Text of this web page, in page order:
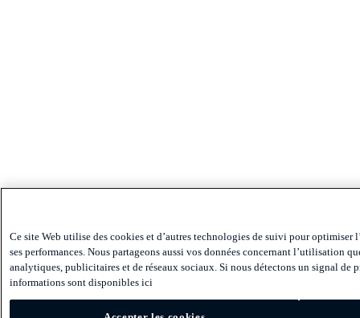
Ce site Web utilise des cookies et d’autres technologies de suivi pour
ses performances. Nous partageons aussi vos données concernant l’utilisation
analytiques, publicitaires et de réseaux sociaux. Si nous détectons un signal de
informations sont disponibles ici